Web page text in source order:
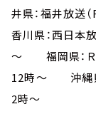
井県：福井放送
香川県：西日本
～ 福岡県：Ｒ
12時～ 沖縄県
2時～